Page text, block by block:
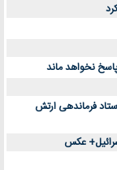
نخواهد ماند
و ستاد فرماندهی ارتش
عکس